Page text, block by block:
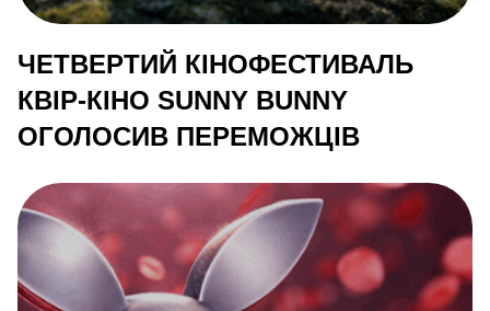
ЧЕТВЕРТИЙ КІНОФЕСТИВАЛЬ
КВІР-КІНО SUNNY BUNNY
ОГОЛОСИВ ПЕРЕМОЖЦІВ